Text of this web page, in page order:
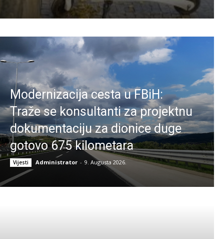
Modernizacija cesta u FBiH:
Traže se konsultanti za projektnu
dokumentaciju za dionice duge
gotovo 675 kilometara
Vijesti Administrator - 9. Augusta 2026.